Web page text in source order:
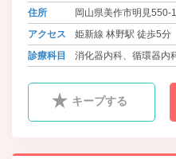
住所
岡山県美作市明見550-1
アクセス
姫新線 林野駅 徒歩5分
診療科目
消化器内科、循環器内
キープする